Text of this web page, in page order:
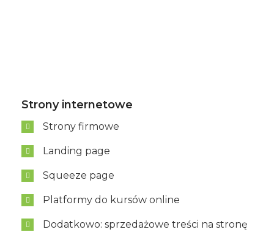
Strony internetowe
Strony firmowe
Landing page
Squeeze page
Platformy do kursów online
Dodatkowo: sprzedażowe treści na stronę